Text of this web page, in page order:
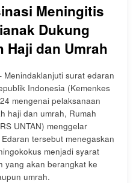
Meningitis
Dukung
Haji dan Umrah
surat edaran
Indonesia (Kemenkes
mengenai pelaksanaan
haji dan umrah, Rumah
UNTAN) menggelar
tersebut menegaskan
menjadi syarat
yang akan berangkat ke
umrah.